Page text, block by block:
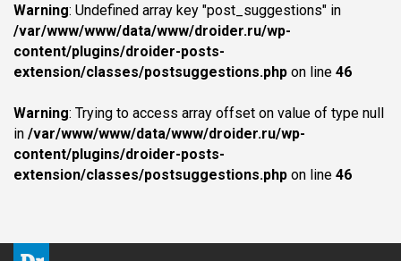
Warning: Undefined array key "post_suggestions" in
/var/www/www/data/www/droider.ru/wp-
content/plugins/droider-posts-
extension/classes/postsuggestions.php on line 46
Warning: Trying to access array offset on value of type null
in /var/www/www/data/www/droider.ru/wp-
content/plugins/droider-posts-
extension/classes/postsuggestions.php on line 46